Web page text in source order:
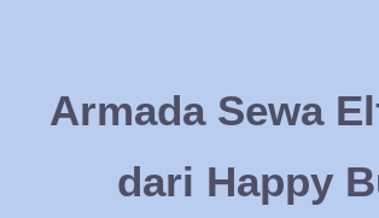
Armada Sewa
dari Happy